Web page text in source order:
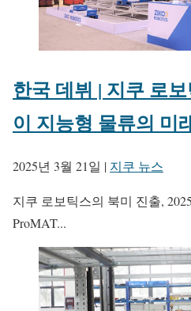
한국 데뷔 | 지쿠 로
이 지능형 물류의 미
2025년 3월 21일 | 지쿠 뉴스
지쿠 로보틱스의 북미 진출,
ProMAT...